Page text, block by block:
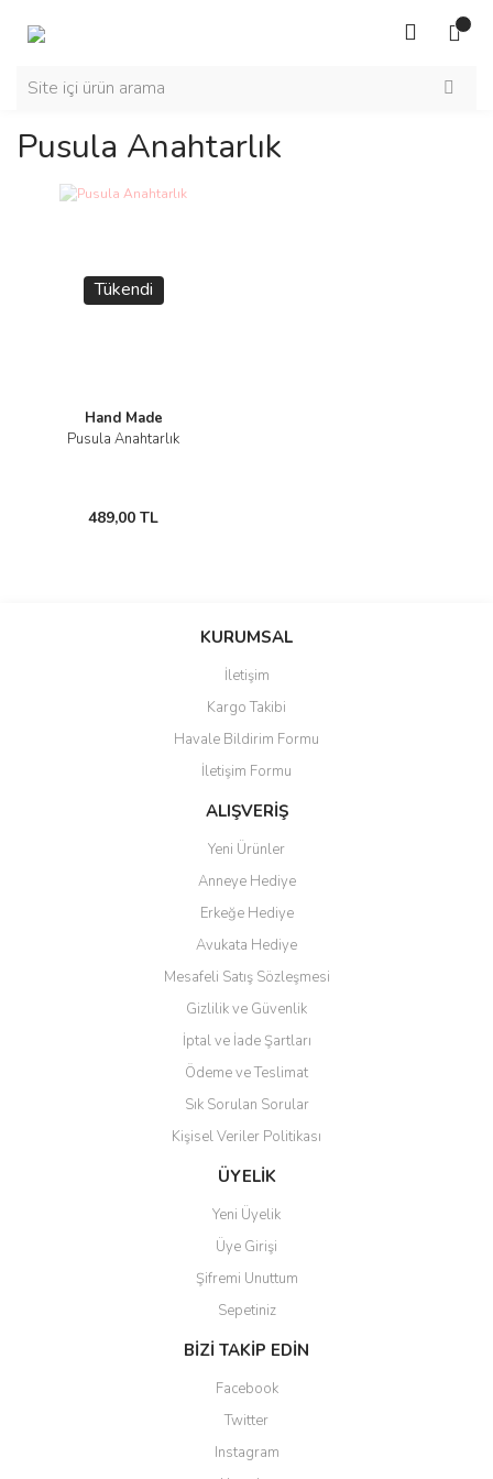
Pusula Anahtarlık
Tükendi
Hand Made
Pusula Anahtarlık
489,00 TL
KURUMSAL
İletişim
Kargo Takibi
Havale Bildirim Formu
İletişim Formu
ALIŞVERİŞ
Yeni Ürünler
Anneye Hediye
Erkeğe Hediye
Avukata Hediye
Mesafeli Satış Sözleşmesi
Gizlilik ve Güvenlik
İptal ve İade Şartları
Ödeme ve Teslimat
Sık Sorulan Sorular
Kişisel Veriler Politikası
ÜYELİK
Yeni Üyelik
Üye Girişi
Şifremi Unuttum
Sepetiniz
BİZİ TAKİP EDİN
Facebook
Twitter
Instagram